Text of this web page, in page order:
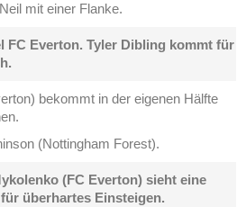
mit einer Flanke.
FC Everton. Tyler Dibling kommt für
bekommt in der eigenen Hälfte
(Nottingham Forest).
(FC Everton) sieht eine
überhartes Einsteigen.